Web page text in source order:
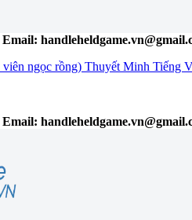
ngọc rồng) Thuyết Minh Tiếng